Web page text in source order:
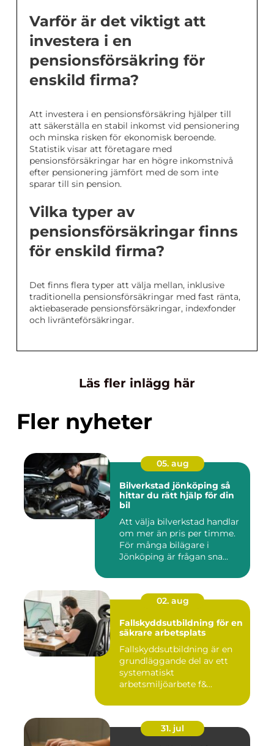
Varför är det viktigt att
investera i en
pensionsförsäkring för
enskild firma?
Att investera i en pensionsförsäkring hjälper till
att säkerställa en stabil inkomst vid pensionering
och minska risken för ekonomisk beroende.
Statistik visar att företagare med
pensionsförsäkringar har en högre inkomstnivå
efter pensionering jämfört med de som inte
sparar till sin pension.
Vilka typer av
pensionsförsäkringar finns
för enskild firma?
Det finns flera typer att välja mellan, inklusive
traditionella pensionsförsäkringar med fast ränta,
aktiebaserade pensionsförsäkringar, indexfonder
och livränteförsäkringar.
Läs fler inlägg här
Fler nyheter
05. aug
Bilverkstad jönköping så
hittar du rätt hjälp för din
bil
Att välja bilverkstad handlar
om mer än pris per timme.
För många bilägare i
Jönköping är frågan sna...
02. aug
Fallskyddsutbildning för en
säkrare arbetsplats
Fallskyddsutbildning är en
grundläggande del av ett
systematiskt
arbetsmiljöarbete f&...
31. jul